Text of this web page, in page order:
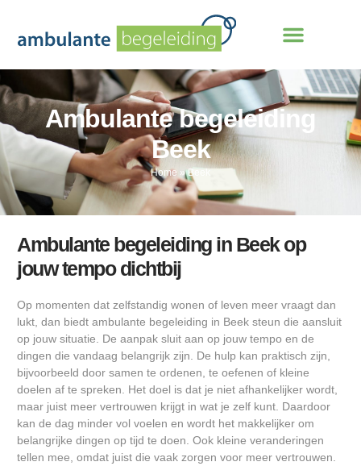
Ambulante begeleiding
Beek
Home »Beek
Ambulante begeleiding in Beek op
jouw tempo dichtbij
Op momenten dat zelfstandig wonen of leven meer vraagt dan
lukt, dan biedt ambulante begeleiding in Beek steun die aansluit
op jouw situatie. De aanpak sluit aan op jouw tempo en de
dingen die vandaag belangrijk zijn. De hulp kan praktisch zijn,
bijvoorbeeld door samen te ordenen, te oefenen of kleine
doelen af te spreken. Het doel is dat je niet afhankelijker wordt,
maar juist meer vertrouwen krijgt in wat je zelf kunt. Daardoor
kan de dag minder vol voelen en wordt het makkelijker om
belangrijke dingen op tijd te doen. Ook kleine veranderingen
tellen mee, omdat juist die vaak zorgen voor meer vertrouwen.